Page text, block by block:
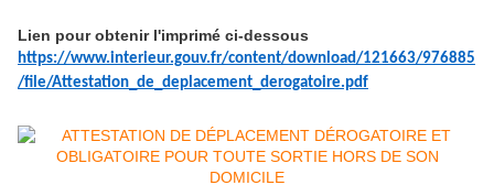
Lien pour obtenir l'imprimé ci-dessous
https://www.interieur.gouv.fr/content/download/121663/976885
/file/Attestation_de_deplacement_derogatoire.pdf